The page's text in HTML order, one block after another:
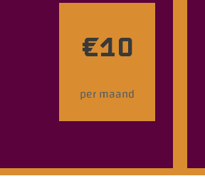
€10
per maand